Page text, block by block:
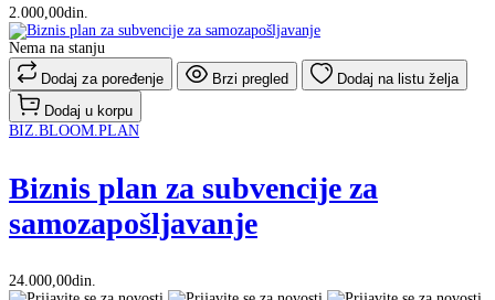
2.000,00din.
Nema na stanju
Dodaj za poređenje
Brzi pregled
Dodaj na listu želja
Dodaj u korpu
BIZ.BLOOM.PLAN
Biznis plan za subvencije za
samozapošljavanje
24.000,00din.